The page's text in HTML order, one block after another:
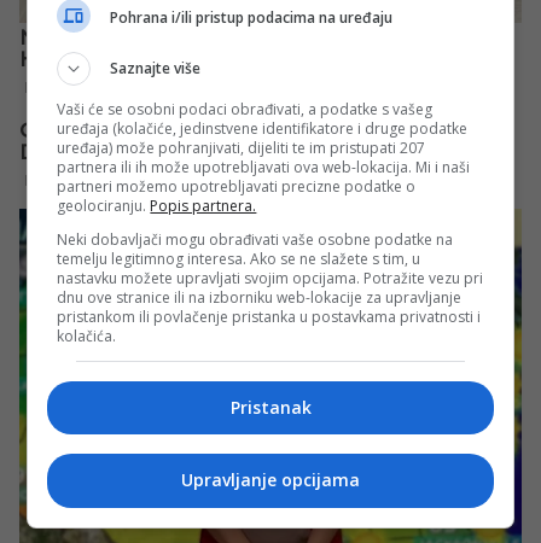
Pohrana i/ili pristup podacima na uređaju
Saznajte više
Vaši će se osobni podaci obrađivati, a podatke s vašeg
uređaja (kolačiće, jedinstvene identifikatore i druge podatke
uređaja) može pohranjivati, dijeliti te im pristupati 207
partnera ili ih može upotrebljavati ova web-lokacija. Mi i naši
partneri možemo upotrebljavati precizne podatke o
geolociranju. Popis partnera.
Neki dobavljači mogu obrađivati vaše osobne podatke na
temelju legitimnog interesa. Ako se ne slažete s tim, u
nastavku možete upravljati svojim opcijama. Potražite vezu pri
dnu ove stranice ili na izborniku web-lokacije za upravljanje
pristankom ili povlačenje pristanka u postavkama privatnosti i
kolačića.
Pristanak
Upravljanje opcijama